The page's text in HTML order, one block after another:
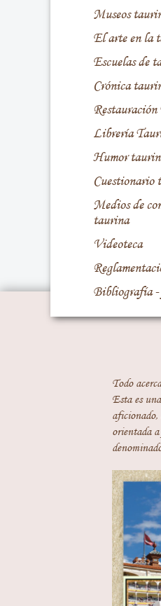
Museos
El arte en la
Escuelas de
Crónica
Librería
Humor
Cuestionario
Medios de
taurina
Videoteca
Bibliografía -
Todo
Esta es
aficionado,
orientada